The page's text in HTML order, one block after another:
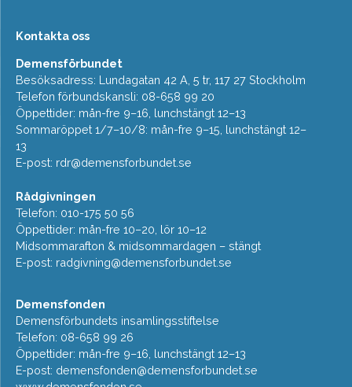
Kontakta oss
Demensförbundet
Besöksadress: Lundagatan 42 A, 5 tr, 117 27 Stockholm
Telefon förbundskansli: 08-658 99 20
Öppettider: mån-fre 9–16, lunchstängt 12–13
Sommaröppet 1/7–10/8: mån-fre 9–15, lunchstängt 12–
13
E-post: rdr@demensforbundet.se
Rådgivningen
Telefon: 010-175 50 56
Öppettider: mån-fre 10–20, lör 10–12
Midsommarafton & midsommardagen – stängt
E-post: radgivning@demensforbundet.se
Demensfonden
Demensförbundets insamlingsstiftelse
Telefon: 08-658 99 26
Öppettider: mån-fre 9–16, lunchstängt 12–13
E-post: demensfonden@demensforbundet.se